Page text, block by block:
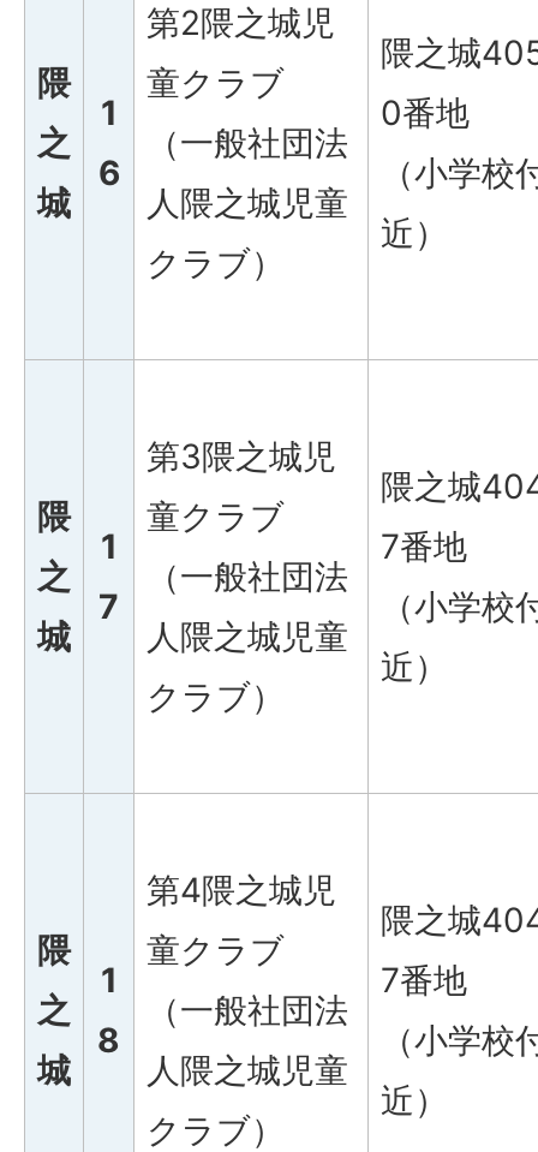
隈
之
城
1
6
第2隈之城児
童クラブ
（一般社団法
人隈之城児童
クラブ）
隈之城
0番地
（小学校
近）
隈
之
城
1
7
第3隈之城児
童クラブ
（一般社団法
人隈之城児童
クラブ）
隈之城
7番地
（小学校
近）
隈
之
城
1
8
第4隈之城児
童クラブ
（一般社団法
人隈之城児童
クラブ）
隈之城
7番地
（小学校
近）